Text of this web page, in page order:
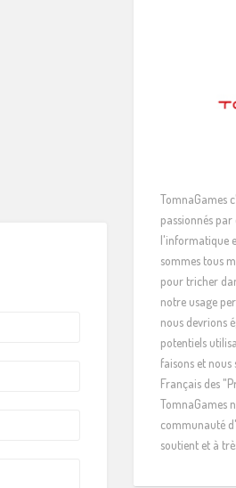
TomnaGames
passionnés
l'informatique
sommes tous
pour tricher
notre usage
nous devrions
potentiels
faisons et
Français des
TomnaGames
communauté
soutient et à